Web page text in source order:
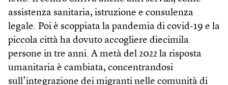
assistenza sanitaria, istruzione e consulenza
legale. Poi è scoppiata la pandemia di covid-19 e la
piccola città ha dovuto accogliere diecimila
persone in tre anni. A metà del 2022 la risposta
umanitaria è cambiata, concentrandosi
sull’integrazione dei migranti nelle comunità di